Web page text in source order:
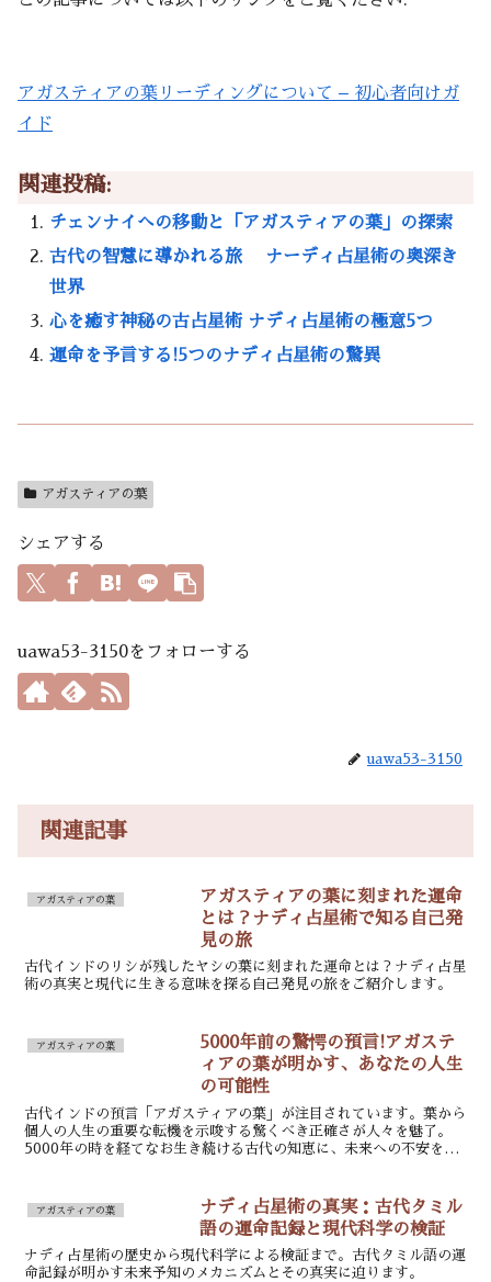
アガスティアの葉リーディングについて – 初心者向けガ
イド
関連投稿:
チェンナイへの移動と「アガスティアの葉」の探索
古代の智慧に導かれる旅 ナーディ占星術の奥深き
世界
心を癒す神秘の古占星術 ナディ占星術の極意5つ
運命を予言する!5つのナディ占星術の驚異
アガスティアの葉
シェアする
uawa53-3150をフォローする
uawa53-3150
関連記事
アガスティアの葉
アガスティアの葉に刻まれた運命
とは？ナディ占星術で知る自己発
見の旅
古代インドのリシが残したヤシの葉に刻まれた運命とは？ナディ占星
術の真実と現代に生きる意味を探る自己発見の旅をご紹介します。
アガスティアの葉
5000年前の驚愕の預言!アガステ
ィアの葉が明かす、あなたの人生
の可能性
古代インドの預言「アガスティアの葉」が注目されています。葉から
個人の人生の重要な転機を示唆する驚くべき正確さが人々を魅了。
5000年の時を経てなお生き続ける古代の知恵に、未来への不安を抱
アガスティアの葉
ナディ占星術の真実：古代タミル
語の運命記録と現代科学の検証
ナディ占星術の歴史から現代科学による検証まで。古代タミル語の運
命記録が明かす未来予知のメカニズムとその真実に迫ります。